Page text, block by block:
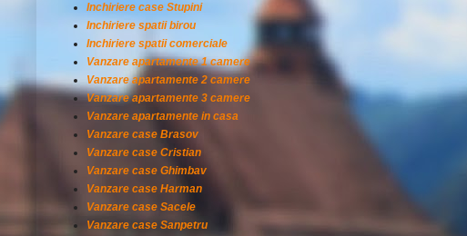
Inchiriere case Stupini
Inchiriere spatii birou
Inchiriere spatii comerciale
Vanzare apartamente 1 camere
Vanzare apartamente 2 camere
Vanzare apartamente 3 camere
Vanzare apartamente in casa
Vanzare case Brasov
Vanzare case Cristian
Vanzare case Ghimbav
Vanzare case Harman
Vanzare case Sacele
Vanzare case Sanpetru